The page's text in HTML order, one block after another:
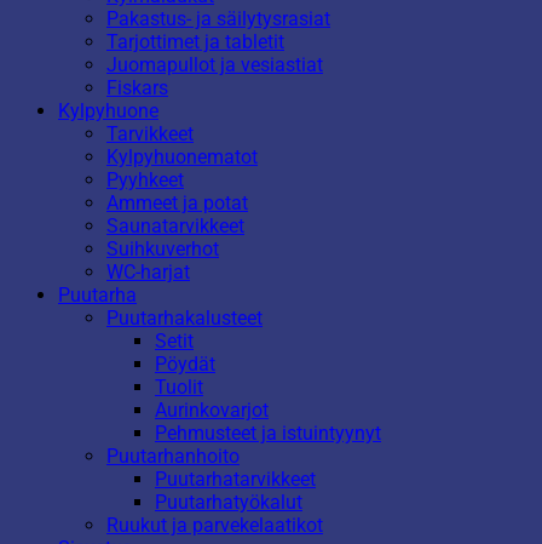
Pakastus- ja säilytysrasiat
Tarjottimet ja tabletit
Juomapullot ja vesiastiat
Fiskars
Kylpyhuone
Tarvikkeet
Kylpyhuonematot
Pyyhkeet
Ammeet ja potat
Saunatarvikkeet
Suihkuverhot
WC-harjat
Puutarha
Puutarhakalusteet
Setit
Pöydät
Tuolit
Aurinkovarjot
Pehmusteet ja istuintyynyt
Puutarhanhoito
Puutarhatarvikkeet
Puutarhatyökalut
Ruukut ja parvekelaatikot